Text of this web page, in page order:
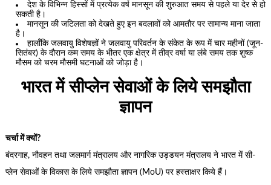
देश के विभिन्न हिस्सों में प्रत्येक वर्ष मानसून की शुरुआत समय से पहले या देर से हो
सकती है।
मानसून की जटिलता को देखते हुए इन बदलावों को आमतौर पर सामान्य माना जाता
है।
हालाँकि जलवायु विशेषज्ञों ने जलवायु परिवर्तन के संकेत के रूप में चार महीनों (जून-
सितंबर) के दौरान कम समय के भीतर एक क्षेत्र में तीव्र वर्षा या लंबे समय तक शुष्क
मौसम को चरम मौसमी घटनाओं को जोड़ा है।
भारत में सीप्लेन सेवाओं के लिये समझौता
ज्ञापन
चर्चा में क्यों?
बंदरगाह, नौवहन तथा जलमार्ग मंत्रालय और नागरिक उड्डयन मंत्रालय ने भारत में सी-
प्लेन सेवाओं के विकास के लिये समझौता ज्ञापन (MoU) पर हस्ताक्षर किये हैं।